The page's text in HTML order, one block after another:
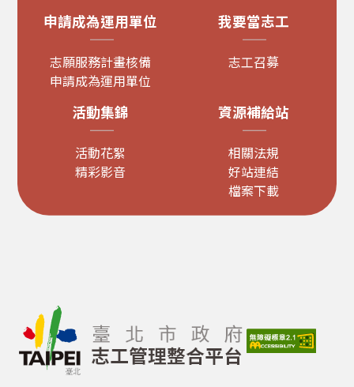
申請成為運用單位
志願服務計畫核備
申請成為運用單位
我要當志工
志工召募
活動集錦
活動花絮
精彩影音
資源補給站
相關法規
好站連結
檔案下載